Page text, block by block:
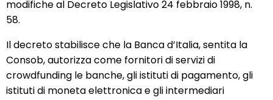
modifiche al Decreto Legislativo 24 febbraio 1998, n.
58.
Il decreto stabilisce che la Banca d’Italia, sentita la
Consob, autorizza come fornitori di servizi di
crowdfunding le banche, gli istituti di pagamento, gli
istituti di moneta elettronica e gli intermediari